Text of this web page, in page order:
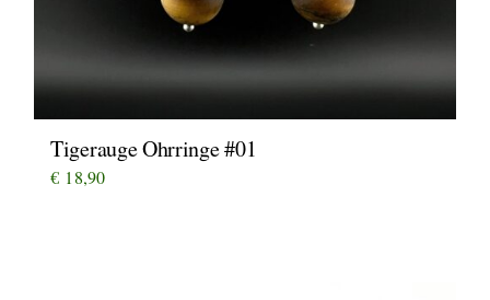
Tigerauge Ohrringe #01
€ 18,90